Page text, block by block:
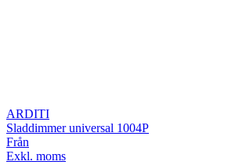
ARDITI
Sladdimmer universal 1004P
Från
Exkl. moms